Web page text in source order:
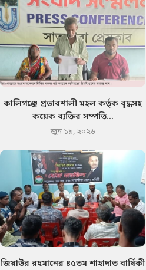
কালিগঞ্জে প্রভাবশালী মহল কর্তৃক বৃদ্ধসহ
কয়েক ব্যক্তির সম্পত্তি...
জুন ১৯, ২০২৬
জিয়াউর রহমানের ৪৫তম শাহাদাত বার্ষিকী